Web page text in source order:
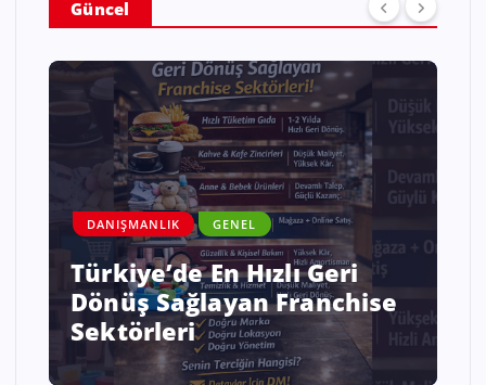
Güncel
DANIŞMANLIK GENEL
Savaş ve Kriz Ortamında
Enflasyonist Bir Ülkede İş
Kurmak mı Sabretmek mi?